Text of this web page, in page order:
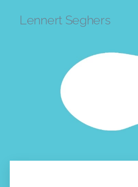
Lennert Seghers